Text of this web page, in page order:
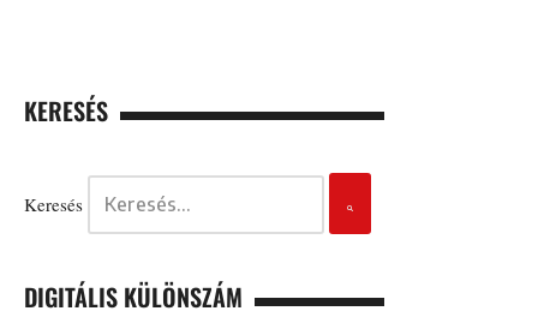
KERESÉS
Keresés
DIGITÁLIS KÜLÖNSZÁM